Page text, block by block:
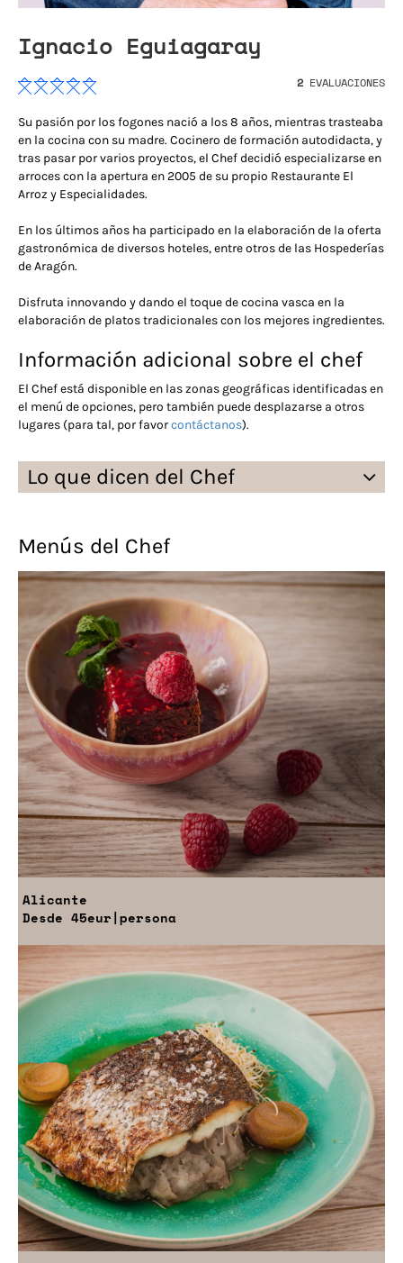
Ignacio Eguiagaray
2 EVALUACIONES
Su pasión por los fogones nació a los 8 años, mientras trasteaba
en la cocina con su madre. Cocinero de formación autodidacta, y
tras pasar por varios proyectos, el Chef decidió especializarse en
arroces con la apertura en 2005 de su propio Restaurante El
Arroz y Especialidades.
En los últimos años ha participado en la elaboración de la oferta
gastronómica de diversos hoteles, entre otros de las Hospederías
de Aragón.
Disfruta innovando y dando el toque de cocina vasca en la
elaboración de platos tradicionales con los mejores ingredientes.
Información adicional sobre el chef
El Chef está disponible en las zonas geográficas identificadas en
el menú de opciones, pero también puede desplazarse a otros
lugares (para tal, por favorcontáctanos).
Lo que dicen del Chef
Menús del Chef
Alicante
Desde 45eur|persona